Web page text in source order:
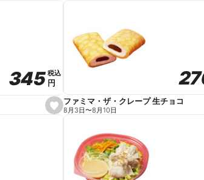
s
e
345
345税込
税込
円
円
ファミマ・ザ・クレープ 生チョコ
8月3日〜8月10日